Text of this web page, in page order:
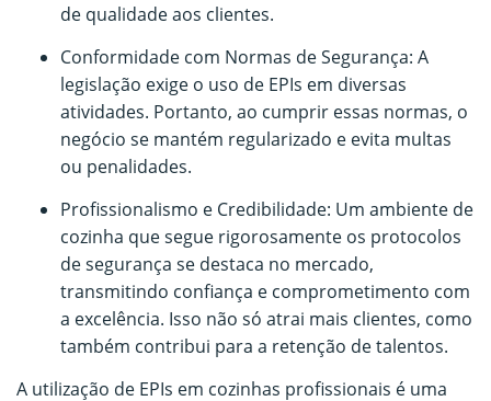
de qualidade aos clientes.
Conformidade com Normas de Segurança: A
legislação exige o uso de EPIs em diversas
atividades. Portanto, ao cumprir essas normas, o
negócio se mantém regularizado e evita multas
ou penalidades.
Profissionalismo e Credibilidade: Um ambiente de
cozinha que segue rigorosamente os protocolos
de segurança se destaca no mercado,
transmitindo confiança e comprometimento com
a excelência. Isso não só atrai mais clientes, como
também contribui para a retenção de talentos.
A utilização de EPIs em cozinhas profissionais é uma